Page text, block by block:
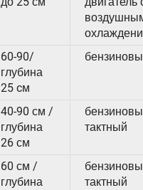
60-90/
глубина
25 cм
40-90 см /
глубина
26 см
тактный
60 см /
глубина
тактный